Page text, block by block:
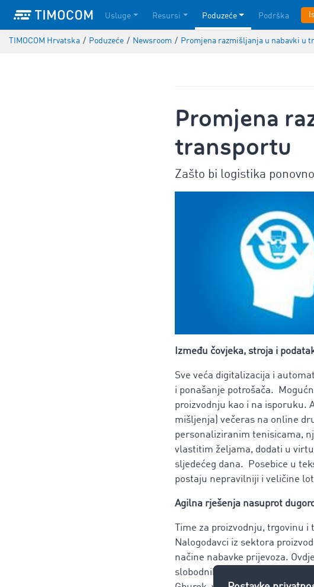
Usluge Resursi Poduzeće Podrška
TIMOCOM Hrvatska / Poduzeće / Newsroom / Promjena razmišljanja u nabavki u
Promjena
transportu
Zašto bi logistika
Između čovjeka, stroja i
Sve veća digitalizacija i
i ponašanje potrošača.
proizvodnju kao i na isporuku.
mišljenja) večeras na online
personaliziranim tenisicama,
vlastitim željama, dodati u
sljedećeg dana. Posebice u
postaju nepravilniji i veličine
Agilna rješenja nasuprot
Time za proizvodnju, trgovinu
Nalogodavci iz sektora
načine nabavke prijevoza.
slobodnih utovarnih prostora i